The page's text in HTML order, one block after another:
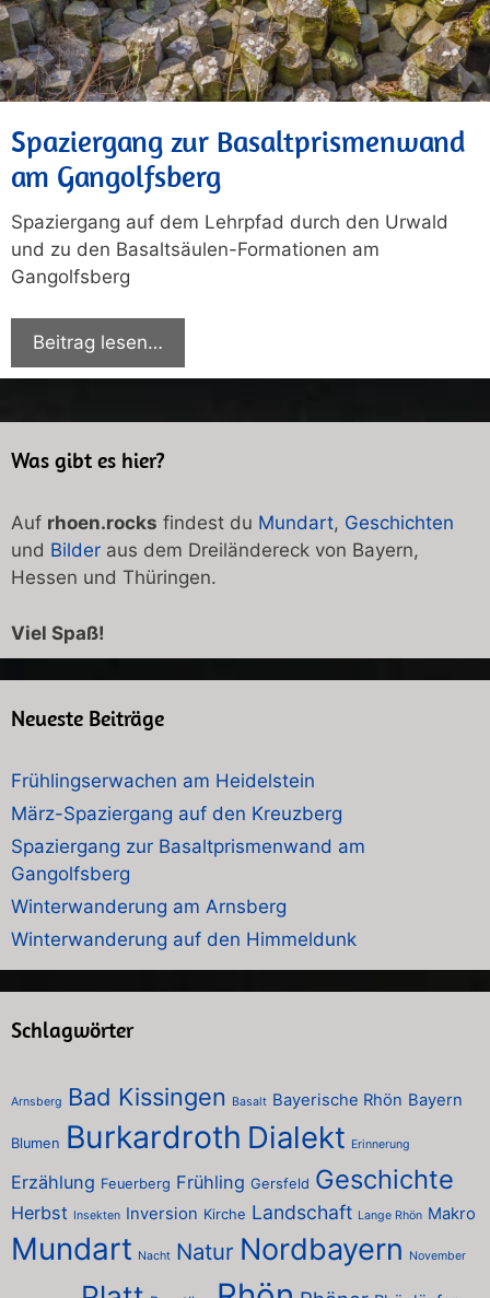
Spaziergang zur Basaltprismenwand
am Gangolfsberg
Spaziergang auf dem Lehrpfad durch den Urwald
und zu den Basaltsäulen-Formationen am
Gangolfsberg
Beitrag lesen…
Was gibt es hier?
Auf rhoen.rocks findest du Mundart, Geschichten
und Bilder aus dem Dreiländereck von Bayern,
Hessen und Thüringen.
Viel Spaß!
Neueste Beiträge
Frühlingserwachen am Heidelstein
März-Spaziergang auf den Kreuzberg
Spaziergang zur Basaltprismenwand am
Gangolfsberg
Winterwanderung am Arnsberg
Winterwanderung auf den Himmeldunk
Schlagwörter
Arnsberg Bad Kissingen Basalt Bayerische Rhön Bayern
Blumen Burkardroth Dialekt Erinnerung
Erzählung Feuerberg Frühling Gersfeld Geschichte
Herbst Insekten Inversion Kirche Landschaft Lange Rhön Makro
Mundart Nacht Natur Nordbayern November